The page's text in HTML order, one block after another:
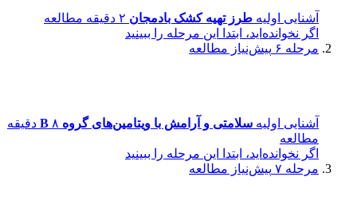
آشنایی اولیه طرز تهیه کشک بادمجان ۲ دقیقه مطالعه
اگر نخوانده‌اید، ابتدا این مرحله را ببینید
مرحله ۶
پیش‌نیاز مطالعه
آشنایی اولیه سلامتی و آرامش با ویتامین‌های گروه B
۸ دقیقه
مطالعه
اگر نخوانده‌اید، ابتدا این مرحله را ببینید
مرحله ۷
پیش‌نیاز مطالعه